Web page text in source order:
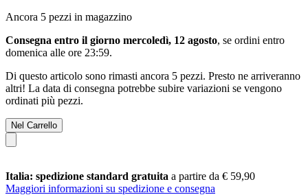
Ancora 5 pezzi in magazzino
Consegna entro il giorno mercoledì, 12 agosto, se ordini entro
domenica alle ore 23:59.
Di questo articolo sono rimasti ancora 5 pezzi. Presto ne arriveranno
altri! La data di consegna potrebbe subire variazioni se vengono
ordinati più pezzi.
Nel Carrello
Italia: spedizione standard gratuita a partire da € 59,90
Maggiori informazioni su spedizione e consegna